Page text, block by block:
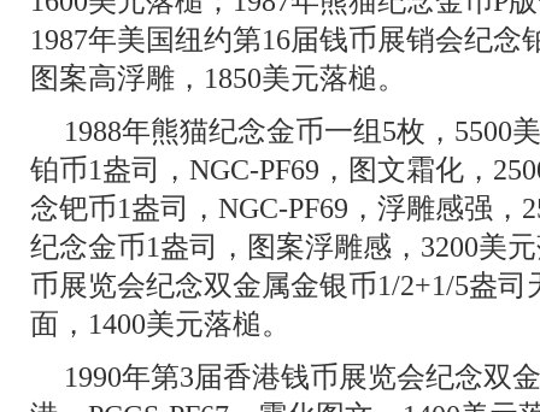
1987年美国纽约第16届钱币展销会纪念
图案高浮雕，1850美元落槌。
1988年熊猫纪念金币一组5枚，5500
铂币1盎司，NGC-PF69，图文霜化，
念钯币1盎司，NGC-PF69，浮雕感强，
纪念金币1盎司，图案浮雕感，3200美
币展览会纪念双金属金银币1/2+1/5盎司
面，1400美元落槌。
1990年第3届香港钱币展览会纪念双